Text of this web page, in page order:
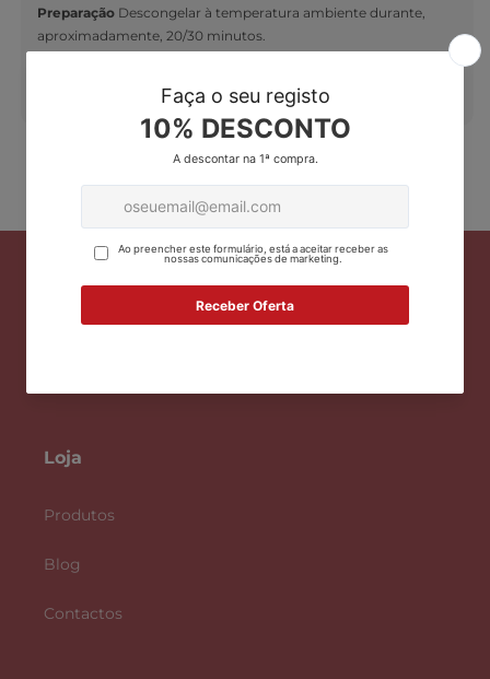
Preparação Descongelar à temperatura ambiente durante,
aproximadamente, 20/30 minutos.
Confecionado com massa de pão de ló, recheado
Loja
Produtos
Blog
Contactos